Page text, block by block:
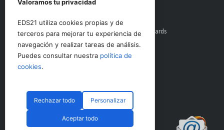
Material
World Padel Awards
Contacto
Publicidad
© CopyRight 2024 PadelSpain
Valoramos tu privacidad
EDS21 utiliza cookies propias y de
terceros para mejorar tu experiencia de
navegación y realizar tareas de análisis.
Puedes consultar nuestra política de
cookies.
Rechazar todo Personalizar
Aceptar todo